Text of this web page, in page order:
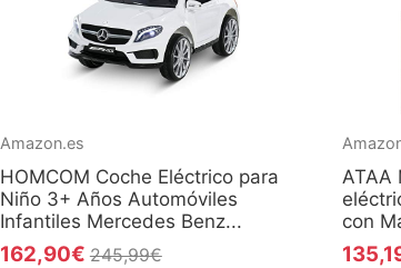
Amazon.es
HOMCOM Coche Eléctrico para
Niño 3+ Años Automóviles
Infantiles Mercedes Benz...
162,90€ 245,99€
ATAA
con